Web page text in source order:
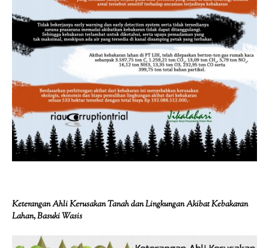
Keterangan Ahli Kerusakan Tanah dan Lingkungan Akibat Kebakaran
Lahan, Basuki Wasis